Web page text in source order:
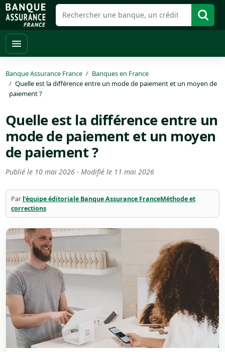
Banque Assurance France
Banques en France
Quelle est la différence entre un mode de paiement et un moyen de
paiement ?
Quelle est la différence entre un
mode de paiement et un moyen
de paiement ?
Publié le 10 mai 2026- Modifié le 11 mai 2026
Par l’équipe éditoriale Banque Assurance FranceMéthode et
corrections